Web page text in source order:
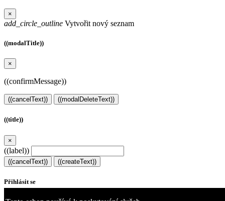
×
add_circle_outline Vytvořit nový seznam
((modalTitle))
×
((confirmMessage))
((cancelText)) ((modalDeleteText))
((title))
×
((label))
((cancelText)) ((createText))
Přihlásit se